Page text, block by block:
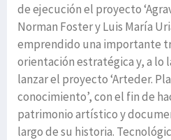
de ejecución el proyecto
Norman Foster y Luis María
emprendido una importante
orientación estratégica y, a lo
lanzar el proyecto ‘Arteder.
conocimiento’, con el fin de
patrimonio artístico y
largo de su historia.